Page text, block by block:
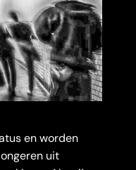
en worden
uit